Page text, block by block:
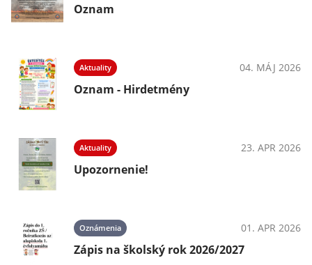
Oznam
Aktuality 04. MÁJ 2026
Oznam - Hirdetmény
Aktuality 23. APR 2026
Upozornenie!
Oznámenia 01. APR 2026
Zápis na školský rok 2026/2027